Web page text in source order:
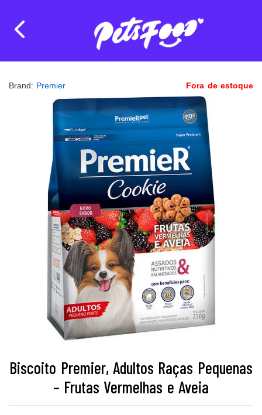
Brand: Premier Fora de estoque
Biscoito Premier, Adultos Raças Pequenas
– Frutas Vermelhas e Aveia